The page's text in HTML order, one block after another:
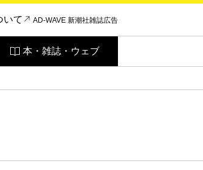
いて AD-WAVE 新潮社雑誌広告
本・雑誌・ウェブ